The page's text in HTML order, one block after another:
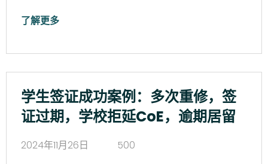
了解更多
学生签证成功案例：多次重修，签
证过期，学校拒延CoE，逾期居留
2024年11月26日
500